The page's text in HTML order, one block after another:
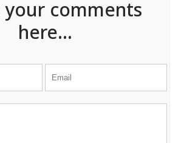
your comments
here...